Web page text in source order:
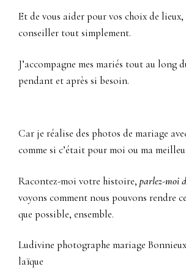
Et de vous aider pour vos choix de lieux,
conseiller tout simplement.
J’accompagne mes mariés tout au long
pendant et après si besoin.
Car je réalise des photos de mariage
comme si c’était pour moi ou ma
Racontez-moi votre histoire, parlez-moi
voyons comment nous pouvons rendre
que possible, ensemble.
Ludivine photographe mariage
laïque